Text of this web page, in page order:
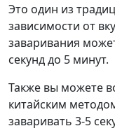
Это один из
зависимости от
заваривания
секунд до 5 минут.
Также вы можете
китайским
заваривать 3-5